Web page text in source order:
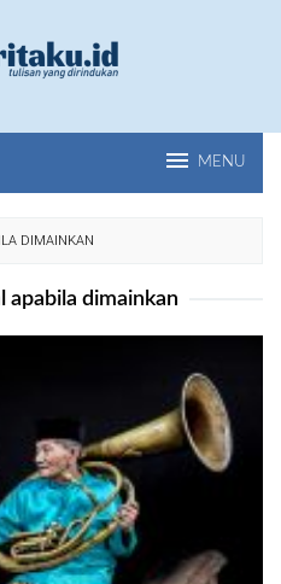
MENU
DIMAINKAN
apabila dimainkan